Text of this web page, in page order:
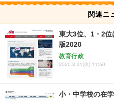
関連ニ
東大3位、1・2
版2020
教育行政
2020.3.31(火) 11:50
小・中学校の在